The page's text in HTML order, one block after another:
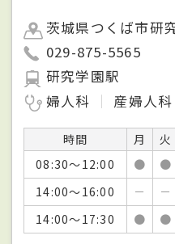
茨城県つくば市研
029-875-5565
研究学園駅
婦人科
産婦人科
時間 月 火
08:30～12:00
● ●
14:00～16:00
－ －
14:00～17:30
● ●